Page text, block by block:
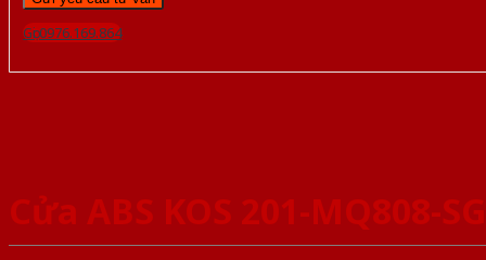
Gọi 0976.169.864
Cửa ABS KOS 201-MQ808-